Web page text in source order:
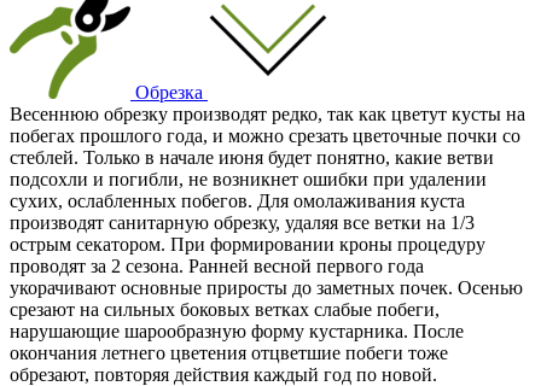
Обрезка
Весеннюю обрезку производят редко, так как цветут кусты на
побегах прошлого года, и можно срезать цветочные почки со
стеблей. Только в начале июня будет понятно, какие ветви
подсохли и погибли, не возникнет ошибки при удалении
сухих, ослабленных побегов. Для омолаживания куста
производят санитарную обрезку, удаляя все ветки на 1/3
острым секатором. При формировании кроны процедуру
проводят за 2 сезона. Ранней весной первого года
укорачивают основные приросты до заметных почек. Осенью
срезают на сильных боковых ветках слабые побеги,
нарушающие шарообразную форму кустарника. После
окончания летнего цветения отцветшие побеги тоже
обрезают, повторяя действия каждый год по новой.